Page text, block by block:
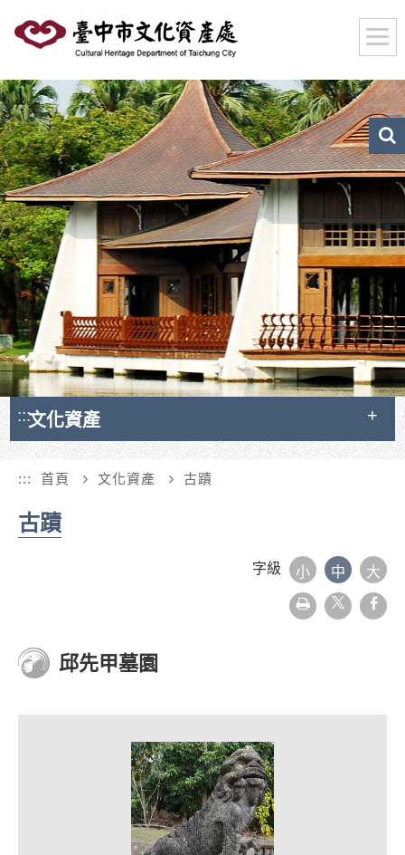
要
內
容
區
塊
:::文化資產
::: 首頁 文化資產 古蹟
古蹟
字級 小 中 大
友
善
邱先甲墓園
文
化
資
搜
尋